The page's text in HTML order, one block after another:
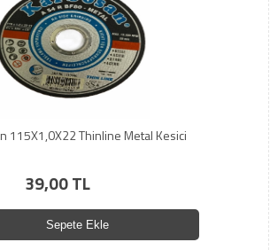
115X1,0X22 Thinline Metal Kesici
39,00 TL
Sepete Ekle